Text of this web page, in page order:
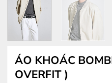
ÁO KHOÁC
OVERFIT )